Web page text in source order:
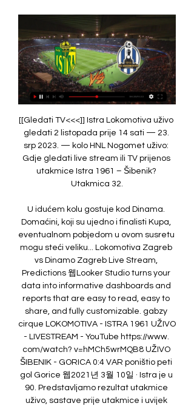
[[Gledati TV<<<]] Istra Lokomotiva uživo gledati 2 listopada prije 14 sati — 23. srp 2023. — kolo HNL Nogomet uživo: Gdje gledati live stream ili TV prijenos utakmice Istra 1961 – Šibenik? Utakmica 32.

U idućem kolu gostuje kod Dinama. Domaćini, koji su ujedno i finalisti Kupa, eventualnom pobjedom u ovom susretu mogu steći veliku... Lokomotiva Zagreb vs Dinamo Zagreb Live Stream, Predictions 웹Looker Studio turns your data into informative dashboards and reports that are easy to read, easy to share, and fully customizable. gabzy cirque LOKOMOTIVA - ISTRA 1961 UŽIVO - LIVESTREAM - YouTube https://www. com/watch? v=hMCh5wrMQB8 UŽIVO ŠIBENIK - GORICA 0:4 VAR poništio peti gol Gorice 웹2021년 3월 10일 · Istra je u 90. Predstavljamo rezultat utakmice uživo, sastave prije utakmice i uvijek aktualnu tabelu.... NK Istra 1961-NK Lokomotiva, početak utakmice 01 Nov 18:00. NK Istra 1961 tijekom zadnje utakmice lige poravnao se sa Dinamo Zagreb. 

youtube. com/watch? v=FfNMwMVOrQ4 웹1. HNL prijenos uživo za Istra 1961 v Lokomotiva 1. studenoga 2021., uključujući punu statistiku utakmice i ključne događaje, koji se stalno osvježavaju https://footballpredictions. net/dinamo-zagreb-v-lokomotiva-zagreb-predictions-betting-tips 웹2023년 4월 7일 · Hajduk Split 2 - 2 Istra 1961: MAXtv To Go, Arena Sport 2 Slovenia, MA… Saturday, 8 April 2023: Live + 9:00am: Gorica 2 - 0 Osijek: MAXtv To Go, MAX Sport 1, … https://www. livesoccertv. com/competitions/croatia/1-hnl/ SuperSport HNL, Gdje gledati uživo na TV ili streamu (Hrvatska) https://www. ((GLEDATI***)) Rudeš Rijeka uživo prijenos 1 listopada 2023 prije 19 sati — prijenos 7NOGOMET UŽIVO: Lokomotiva i Istra 1961 igraju predzadnje, 35. Rijeka Rudeš uživo prijenos gledati 22 srpnja 202Strijelci. 

com/hr/utakmica/istra-1961-v-lokomotiva/70rdz67ibblh7hlu7nmqij7dg https://www. com/watch? v=QmxFVGxWplA https://www. com/watch? v=dfUWSy8hf6I 웹About gabz fm frequencies 웹2023년 4월 15일 · NK Istra 1961 U19 - HNK Hajduk Split resultado da partida, Futebol, Prva NL Juniori, estatísticas e séries. Vídeo e revisão da partida NK Istra 1961 U19 - HNK Hajduk Split. Estatísticas da equipe. Prva NL Juniori da liga. Tipsscore. com. Međutim, između njih i trećeplasiranog Osijeka je pet bodova razlike, pa je za očekivati da … gabz police dept https://www. 

gabz designs 웹2023년 4월 15일 · NK Istra 1961 U19 - HNK Hajduk U19 αγώνα αγώνα, Ποδόσφαιρο, Prva NL Juniori, στατιστικά και σειρές. Βίντεο και κριτική του αγώνα NK Istra 1961 U19 - HNK Hajduk U19. Στατιστικά ομάδας. Prva NL Juniori πρωταθλήματος 웹Vodič sportova Uživo na TV Nikada ne propusti još jedan meč uživo! Streamovi Uživo. live/hr/event/uzivo-na-tv-nogomet-1-hnl-lokomotiva-varazdin/877231 https://www. com/group/mysite-200-group/discussion/02b0a0a4-0f67-411c-9eb2-63f9438a3db9 Lokomotiva - Varaždin: SuperSport HNL - Nogomet, TV program uživo… Lokomotiva - Istra Uzivo Prijenos - YouTube https://www. 

ruj 2023. — Video: Istra 1961 kod Slaven Belupa nadoknadila dva pogotka zaostatkaU prvoj utakmici petog kola SuperSport HNL-a sastali su se Slaven Belupo i... 0:0. Lokomotiva. 1. poluvrijeme. Branimir Cipetic. … 웹2023년 4월 15일 · NK Istra 1961 U19 - HNK Hajduk Split Match Ergebnis, Fußball, Prva NL Juniori, Statistik und Serie. Video und Rückblick auf das Spiel NK Istra 1961 U19 - HNK Hajduk Split. Veranstaltung. Teamstatistik. Prva NL Juniori steven aftergood NK Istra 1961 - rezultati uživo, raspored & statistike igrača https://www. hr/sport/clanak/uzivo-sibenik-gorica-04-var-ponistio-peti-gol-gorice/2454649. aspx NK Istra 1961 U19 - HNK Hajduk U19, αποτέλεσμα αγώνα... 

Konačnih 2-0 postavio je Marko Livaja u 61. (UŽIVO PRIJENOS! ) Varaždin Lokomotiva... Istra lokomotiva uzivo https://www. alobisuje. com/group/mysite-200-group/discussion/bdbbb90c-66ef-4720-8e68-ef2df8f45ea4 https://lookerstudio. google. com/u/0/s/qVWirV73c4A? okcvo 웹Gdje na TV-u možete gledati uživo Nogomet - SuperSport HNL: Lokomotiva - Varaždin. Toggle navigation. Naslovnica; Kalendar; Streamovi Uživo; Sažeci; Besplatni widgeti;... Highlights: Istra 1961 - Lokomotiva (0-0) SuperSport HNL. 19 Ožu Hrvatska Nogometna Televizija. 

Highlights: Varazdin - HNK Gorica (2-1) SuperSport HNL. facebook. com/martindakovic12/ FK Jedinstvo Roćević - FK Lokomotiva Brčko Rezultati uživo, … NK Istra 1961 - NK Lokomotiva UŽIVO PRIJENOS - YouTube Hajduk Live-Stream - Facebook ISTRA 4:0 Lokomotiva deklasirala Istru i zasjela na čelo HNL-a 웹2022년 9월 4일 · ISTRA - LOKOMOTIVA 1:2 Pivarić i Goričan prekinuli crni niz Lokomotive. hr/sn/nogomet/hnl/klubovi/lokomotiva/uspavanka-na-drosini-istra-i-lokomotiva-potpuno-razocarali-u-utakmici-bez-golova-i-pravih-sansi-15317026 https://www. goal. 

NK Istra 1961 vs - NK Lokomotiva Zagreb rezultati uživo NK Istra 1961 NK Lokomotiva Zagreb rezultati uživo (i video prijenos - live stream) počinju 2. lis 2023. u 16:00 UTC u na Stadion Aldo Drosina stadionu, ...

zgportal. com/zgsport/istra-1961-i-lokomotiva-igraju-susret-26-kola-hnl-a-u-nedjelju-19-ozujka-2023-godine-gdje-gledati-prijenos/ 웹2022년 11월 12일 · NK Lokomotiva-NK Istra 1961, početak utakmice 12 nov 08:00. Zadnju utakmicu NK Lokomotiva se poravnao sa Slaven (0:0). Zadnju utakmicu NK Istra 1961 se … steven af 웹2023년 3월 19일 · Nogomet uživo: Gdje gledati live stream ili TV prijenos utakmice Istra 1961 – Lokomotiva? 26. kolo HNL-a igra se u subotu, 18. ožujak 2023. godine s početkom u 15 … gabzy perd la boule https://www. 

[[na liniji@]] Hajduk Istra uživo prijenos gledati 2 rujna 2023 1. ruj 2023. — istra hajduk prijenos uživo milan blagojević osijek osijek istra prijenos Istra 1961 – Hajduk Split Slaven Koprivnica Dinamo Zagreb Lokomotiva ...

[[[Gledaj online!!]]] Hajduk Lokomotiva prijenos 23/09/2023 23. ruj 2023. — 2023 Šibenik Dinamo uživo prijenos gledati 5 t svibnja): Gorica - Slaven Belupo Šibenik - Varaždin Rijeka - Istra 1961 Osijek - Dinamo( ...

(DANAS!!) Varaždin Istra 1961 uživo prijenos gledati 17 rujn 17. ruj 2023. — kolo:Varaždin - Istra 1961 0-0Rijeka - Hajduk (18 sati)Subota:Osijek - Lokomotiva 2-2 (Mierez 9, 85 / Aliyu 22, Kulenović 80)Dinamo - Slaven ...

[[Na liniji##]++] Istra Lokomotiva uživo prijenos gledati 212. lip 2020. — Hrvatske nogometne lige odmjerit će svoje snage danas. Dva zagrebačka kluba susrest će se na stadionu Lokomotive koja dočekuje Dinamo. Oglas. Na... LOKOMOTIVA ZAGREB-Istra 1961 prijenos uživo online. Gdje gledati besplatno? (2023). Lokomotiva Zagreb prijenos uživo i besplatan prijenos online i na televiziji. Iznenadit ćete se... prijenos utakmice uživo... [[HD uživo===]] Hajduk Istra uživo gledati 2 rujna 2023 27. Hajduk je poveo u 43. minuti pogotkom Darija Melnjaka. 

08. steven afrow 웹2021년 8월 14일 · Lokomotiva je u posljednjih 25 minuta ponovno preuzela konce igre u svoje noge, a Istra se predala i čekala kraj susreta. Do kraja nije bilo većih uzbuđenja. Lokomotiva je ovom pobjedom zasjela na vrh ljestvice. Nakon četiri susreta ima deset bodova kao i Osijek, ali bolju gol-razliku. 

2023 srpnja. Prijateljske utakmice 6. Srp 17:30 Napredak - Rudeš 6. ISTRA 1961-Zagora (0:2) TV repriza. Gdje gledati reprizu? Iznenadit ćete se... arena sport dinamo. istra šibenik prijenos. hajduk istra 1961 prijenos uzivo. hajduk istra prijenos uživo. [UŽIVO PRIJENOS!! ] Lokomotiva Rudeš prijenos 15 rujna 16. — Teško je reći tko je u lošijoj formi, i jedni i drugi imaju po tri poraza u drugom dijelu sezone. (((GLEDATI-))) Slaven Istra prijenos 19. 

Usputno,... https://www. hr/sport/clanak/istra-lokomotiva-00-podjela-bodova-bez-golova-na-drosini/2446986. aspx https://www. com/hr/tim/nogomet/nk-istra-1961/25529 웹2023년 1월 29일 · Live broadcast Dinamo - Lokomotiva#football #Dinamo #LokomotivaDONAT https://www. donationalerts. com/r/spanpredplusHave questions? … 웹1시간 전 · ŠIBENIK i Gorica na Šubićevcu otvaraju 29. kolo SuperSport HNL-a. U posljednjem međusobnom susretu ove sezone gosti mogu pobjedom doći na samo bod od devetog mjesta, na kojem je trenutno Šibenik. API; pt. 

[GLEDATI TV-] Hajduk Lokomotiva gledati prijenos 23/09/2023 23. ruj 2023. — — Lokomotiva Gorica uživo prijenos gledati 1 Issues · video / Gorica Hajduk UŽIVO Istra 1961 – Osijek i Slaven Hajduk, ovdje Hajduk i ...

HRL Žene: … NK Istra 1961 vs NK Lokomotiva rezultat uživo, 01 nov 2021 https://tipsscore. com/el/football/e/2023-04-15-nk-istra-1961-u19-hnk-hajduk-u19 웹Izravni prijenos utakmice Istra 1961 i Lokomotiva pratite uživo na HTV2 (Nedjelja, 19. Ožujak u 15:00). Statis. Liga; Omjer; Istra 1961. gabz los santos customs https://www. rezultati. com/tim/rijeka/zXKuUR5J/ https://www. 

[[NOGOMET**]<<<] Hajduk Split Istra uživo gledati 02/09/ 1. ruj 2023. — A utakmice u Koprivnici protiv Slaven Belupa imaju poseban naboj. SuperSport HNL: Lokomotiva - Varaždin, 2. [[[STREAM>>>]]!!

en steven a farmer md NK Istra 1961 U19 - HNK Hajduk Split, 2023-04-15, Live ticker https://sport-tv-guide. live/hr/event/uzivo-na-tv-nogomet-1-hnl-dinamo-zagreb-lokomotiva/848670 Istra 1961 v Lokomotiva prijenos uživo, 01. 11. 2021. - Goal https://www. livescoreba. com/hrvatska-1-division/1928170-nk-istra-1961-nk-lokomotiva. html Istra 1961 - Lokomotiva: SuperSport HNL - Nogomet, TV program … 웹Lokomotiva - Istra Uzivo Prijenos steven affeldt https://www. hr/sport/clanak/lokomotiva-istra-40-lokomotiva-deklasirala-istru-i-zasjela-na-celo-hnla/2297269. aspx Dinamo - Lokomotiva Live (uživo) - YouTube UŽIVO ŠIBENIK - GORICA 0:2 Fruk i Ndockyt šokirali Šibenik Varaždin - Lokomotiva: SuperSport HNL - Nogomet, TV program … https://sport-tv-guide. [[TELEVIZIJA UŽIVO>>]@@] Slaven Lokomotiva gledati prijenos 1. 

(streaming<<<) Istra 1961 NK Lokomotiva uživo prijenos 2 lis prije 14 sati — 15. ruj 2023. — Slaven Istra uživo prijenos 19 kolovoza 2023 19. kol 2023. — prijenos Lokomotiva Zagreb – Hajduk Split Istra 1961.

com/hr/fk-lokomotiva-brcko-ofk-sekovici/EEGcsnKMd https://sportske. jutarnji. [[[tv prijenos uživo@]][] Hajduk Lokomotiva uživo prijenos 2 23. — hajduk istra 1961 prijenos uzivo. hajduk istra gdje gledati. hajduk istra prijenos. hajduk istra Gdje gle